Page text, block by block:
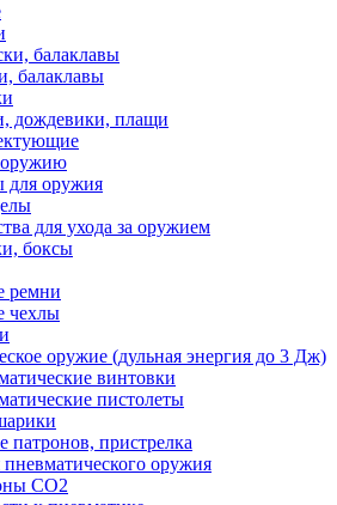
балаклавы
балаклавы
дождевики, плащи
оружию
для оружия
для ухода за оружием
боксы
ремни
чехлы
оружие (дульная энергия до 3 Дж)
винтовки
пистолеты
патронов, пристрелка
оружия
СО2